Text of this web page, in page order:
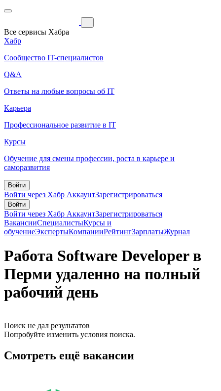
Все сервисы Хабра
Хабр
Сообщество IT-специалистов
Q&A
Ответы на любые вопросы об IT
Карьера
Профессиональное развитие в IT
Курсы
Обучение для смены профессии, роста в карьере и
саморазвития
Войти
Войти через Хабр АккаунтЗарегистрироваться
Войти
Войти через Хабр АккаунтЗарегистрироваться
ВакансииСпециалистыКурсы и
обучениеЭкспертыКомпанииРейтингЗарплатыЖурнал
Работа Software Developer в
Перми удаленно на полный
рабочий день
Поиск не дал результатов
Попробуйте изменить условия поиска.
Смотреть ещё вакансии